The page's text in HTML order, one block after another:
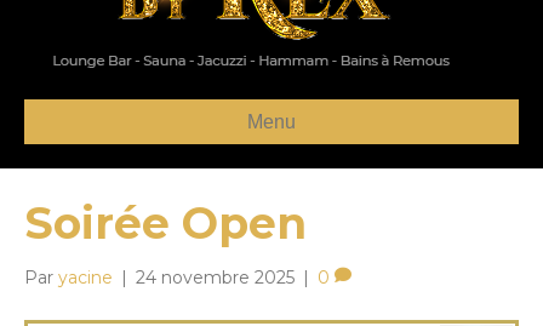
Menu
Soirée Open
Par yacine | 24 novembre 2025 | 0